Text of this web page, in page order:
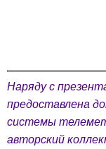
Наряду с
предоставлена
системы
авторский